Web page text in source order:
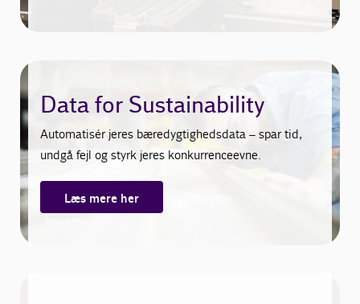
Data for Sustainability
Automatisér jeres bæredygtighedsdata – spar tid,
undgå fejl og styrk jeres konkurrenceevne.
Læs mere her